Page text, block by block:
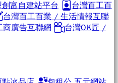
富自建站平台
台灣百工百
台灣百工百業 / 生活情報互聯
廣告互聯網
台灣OK匠 /